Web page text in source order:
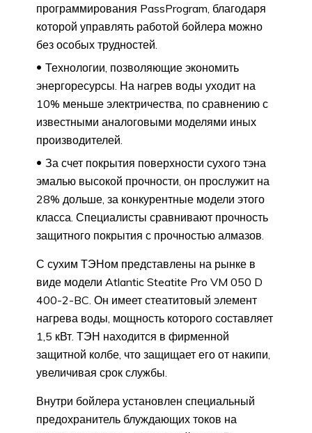
программирования PassProgram, благодаря
которой управлять работой бойлера можно
без особых трудностей.
Технологии, позволяющие экономить
энергоресурсы. На нагрев воды уходит на
10% меньше электричества, по сравнению с
известными аналоговыми моделями иных
производителей.
За счет покрытия поверхности сухого тэна
эмалью высокой прочности, он прослужит на
28% дольше, за конкурентные модели этого
класса. Специалисты сравнивают прочность
защитного покрытия с прочностью алмазов.
С сухим ТЭНом представлены на рынке в
виде модели Atlantic Steatite Pro VM 050 D
400-2-BC. Он имеет стеатитовый элемент
нагрева воды, мощность которого составляет
1,5 кВт. ТЭН находится в фирменной
защитной колбе, что защищает его от накипи,
увеличивая срок службы.
Внутри бойлера установлен специальный
предохранитель блуждающих токов на